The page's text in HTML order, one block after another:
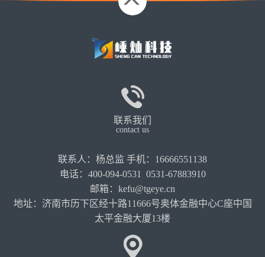
联系我们
contact us
联系人：杨总监 手机：16666551138
电话：400-094-0531 0531-67883910
邮箱：kefu@tgeye.cn
地址：济南市历下区经十路11666号奥体金融中心C座中国
太平金融大厦13楼